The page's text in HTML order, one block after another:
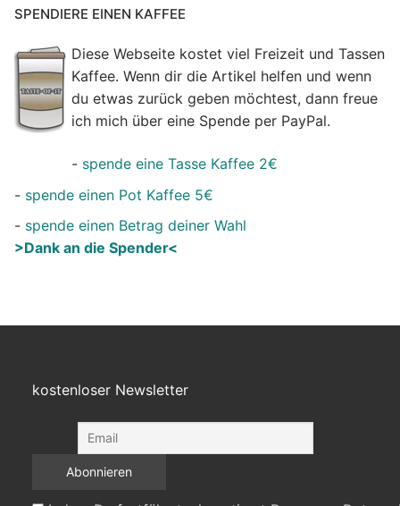
SPENDIERE EINEN KAFFEE
Diese Webseite kostet viel Freizeit und Tassen
Kaffee. Wenn dir die Artikel helfen und wenn
du etwas zurück geben möchtest, dann freue
ich mich über eine Spende per PayPal.
- spende eine Tasse Kaffee 2€
- spende einen Pot Kaffee 5€
- spende einen Betrag deiner Wahl
>Dank an die Spender<
kostenloser Newsletter